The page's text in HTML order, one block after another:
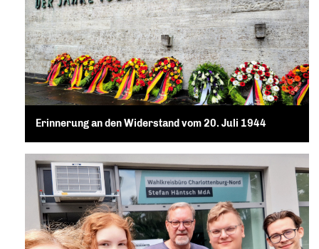
Erinnerung an den Widerstand vom 20. Juli 1944